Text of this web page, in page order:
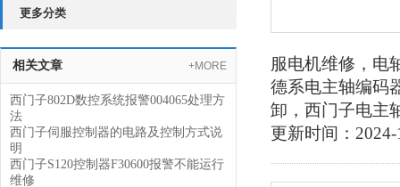
更多分类
相关文章 +MORE
西门子802D数控系统报警004065处理方
法
西门子伺服控制器的电路及控制方式说
明
西门子S120控制器F30600报警不能运行
维修
服电机维修，电
德系电主轴编码
卸，西门子电主
更新时间：2024-